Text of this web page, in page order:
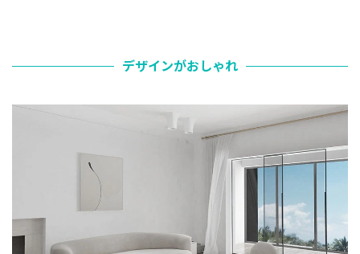
デザインがおしゃれ